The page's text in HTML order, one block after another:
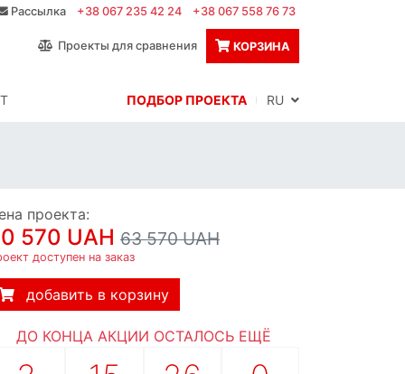
Рассылка +38 067 235 42 24 +38 067 558 76 73
Проекты для сравнения КОРЗИНА
ПОДБОР ПРОЕКТА
проекта:
570 UAH 63 570 UAH
доступен на заказ
добавить в корзину
ДО КОНЦА АКЦИИ ОСТАЛОСЬ ЕЩЁ